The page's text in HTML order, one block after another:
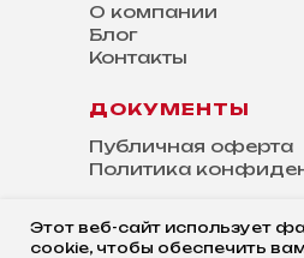
Публичная оферта
Политика
ДОКУМЕНТЫ
О компании
Блог
Контакты
Этот веб-сайт использует
cookie, чтобы обеспечить